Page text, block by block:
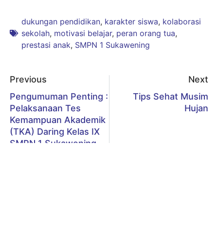
dukungan pendidikan, karakter siswa, kolaborasi
sekolah, motivasi belajar, peran orang tua,
prestasi anak, SMPN 1 Sukawening
Previous
Pengumuman Penting :
Pelaksanaan Tes
Kemampuan Akademik
(TKA) Daring Kelas IX
SMPN 1 Sukawening
Next
Tips Sehat Musim
Hujan